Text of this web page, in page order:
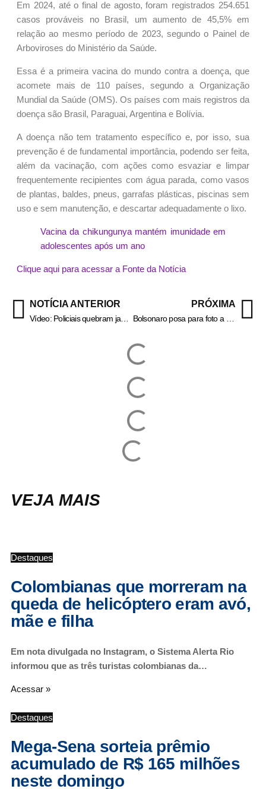
Em 2024, até o final de agosto, foram registrados 254.651
casos prováveis no Brasil, um aumento de 45,5% em
relação ao mesmo período de 2023, segundo o Painel de
Arboviroses do Ministério da Saúde.
Essa é a primeira vacina do mundo contra a doença, que
acomete mais de 110 países, segundo a Organização
Mundial da Saúde (OMS). Os países com mais registros da
doença são Brasil, Paraguai, Argentina e Bolívia.
A doença não tem tratamento específico e, por isso, sua
prevenção é de fundamental importância, podendo ser feita,
além da vacinação, com ações como esvaziar e limpar
frequentemente recipientes com água parada, como vasos
de plantas, baldes, pneus, garrafas plásticas, piscinas sem
uso e sem manutenção, e descartar adequadamente o lixo.
Vacina da chikungunya mantém imunidade em
adolescentes após um ano
Clique aqui para acessar a Fonte da Notícia
NOTÍCIA ANTERIOR PRÓXIMA
VEJA MAIS
Destaques
Colombianas que morreram na
queda de helicóptero eram avó,
mãe e filha
Em nota divulgada no Instagram, o Sistema Alerta Rio
informou que as três turistas colombianas da…
Acessar »
Destaques
Mega-Sena sorteia prêmio
acumulado de R$ 165 milhões
neste domingo